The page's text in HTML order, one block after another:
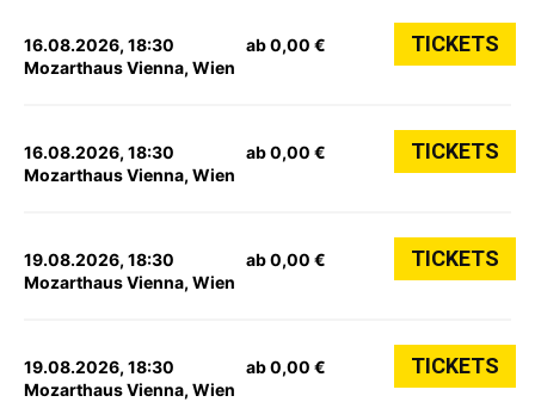
16.08.2026, 18:30
Mozarthaus Vienna, Wien
ab 0,00 € TICKETS
16.08.2026, 18:30
Mozarthaus Vienna, Wien
ab 0,00 € TICKETS
19.08.2026, 18:30
Mozarthaus Vienna, Wien
ab 0,00 € TICKETS
19.08.2026, 18:30
Mozarthaus Vienna, Wien
ab 0,00 € TICKETS